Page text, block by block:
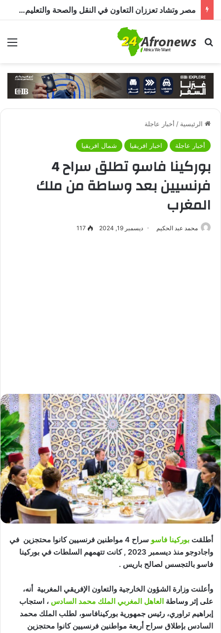
مصر وتشاد تعززان التعاون في النقل والصحة والتعليم والاستثمار خلال الدورة الرابعة للجنة المشتركة
بحث عن
الرئيسية / أخبار عاجلة
أخبار عاجلة اخبار افريقيا شمال افريقيا
بوركينا فاسو تطلق سراح 4
فرنسيين بعد وساطة من ملك
المغرب
محمد عبد الحكيم ديسمبر 19, 2024 117
أطلقت بوركينا فاسو
سراح 4 مواطنين فرنسيين كانوا محتجزين في
واجادوجو منذ ديسمبر 2023 , كانت تتهمهم السلطات في بوركينا
فاسو بالتجسس لصالح باريس .
وأعلنت وزارة الشؤون الخارجية والتعاون الإفريقي المغربية أنه،
على إثر وساطة العاهل المغربي الملك محمد السادس ، استجاب
إبراهيم تراوري، رئيس جمهورية بوركينافاسو، لطلب الملك محمد
السادس بإطلاق سراح أربعة مواطنين فرنسيين كانوا محتجزين